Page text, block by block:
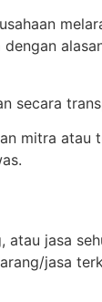
secara
mitra
jasa
jasa